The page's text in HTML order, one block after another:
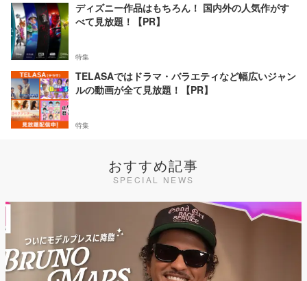
ディズニー作品はもちろん！ 国内外の人気作がす
べて見放題！【PR】
特集
TELASAではドラマ・バラエティなど幅広いジャン
ルの動画が全て見放題！【PR】
特集
おすすめ記事
SPECIAL NEWS